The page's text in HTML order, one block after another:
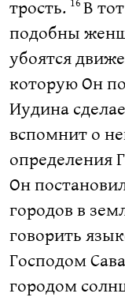
трость.
В
подобны
убоятся
которую Он
Иудина
вспомнит о
определения
Он
городов в
говорить
Господом
городом